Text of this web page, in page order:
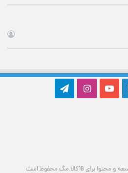
لینکدین یوتیوب اینستاگرام
19کالا مگ محفوظ است